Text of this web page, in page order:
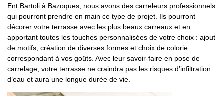
Ent Bartoli à Bazoques, nous avons des carreleurs professionnels
qui pourront prendre en main ce type de projet. Ils pourront
décorer votre terrasse avec les plus beaux carreaux et en
apportant toutes les touches personnalisées de votre choix : ajout
de motifs, création de diverses formes et choix de colorie
correspondant à vos goûts. Avec leur savoir-faire en pose de
carrelage, votre terrasse ne craindra pas les risques d’infiltration
d’eau et aura une longue durée de vie.